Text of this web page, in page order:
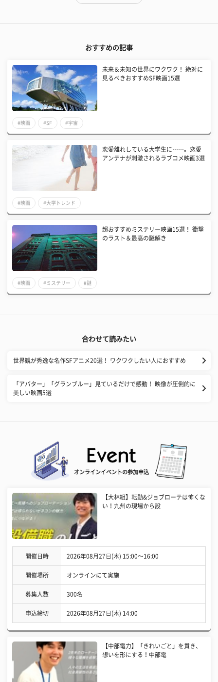
おすすめの記事
未来＆未知の世界にワクワク！ 絶対に
見るべきおすすめSF映画15選
#映画 #SF #宇宙
恋愛離れしている大学生に……。恋愛
アンテナが刺激されるラブコメ映画3選
#映画 #大学トレンド
超おすすめミステリー映画15選！ 衝撃
のラスト＆最高の謎解き
#映画 #ミステリー #謎
合わせて読みたい
世界観が秀逸な名作SFアニメ20選！ ワクワクしたい人におすすめ
「アバター」「グランブルー」見ているだけで感動！ 映像が圧倒的に
美しい映画5選
オンラインイベントの参加申込
【大林組】転勤&ジョブローテは怖くな
い！九州の現場から設
開催日時 2026年08月27日(木) 15:00〜16:00
開催場所 オンラインにて実施
募集人数 300名
申込締切 2026年08月27日(木) 14:00
【中部電力】「きれいごと」を貫き、
想いを形にする！中部電